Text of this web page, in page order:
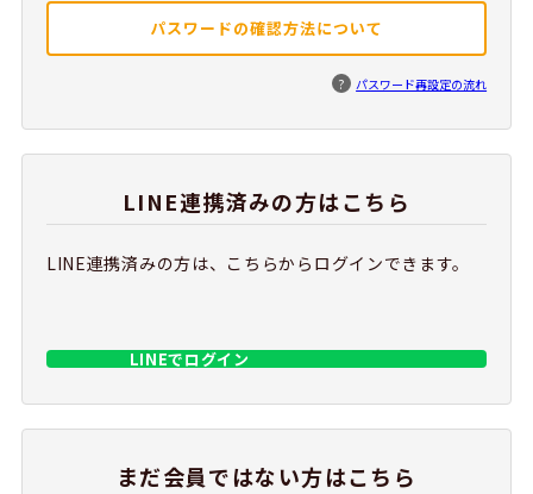
パスワードの確認方法について
? パスワード再設定の流れ
LINE連携済みの方はこちら
LINE連携済みの方は、こちらからログインできます。
LINEでログイン
まだ会員ではない方はこちら